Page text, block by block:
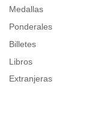
Medallas
Ponderales
Billetes
Libros
Extranjeras